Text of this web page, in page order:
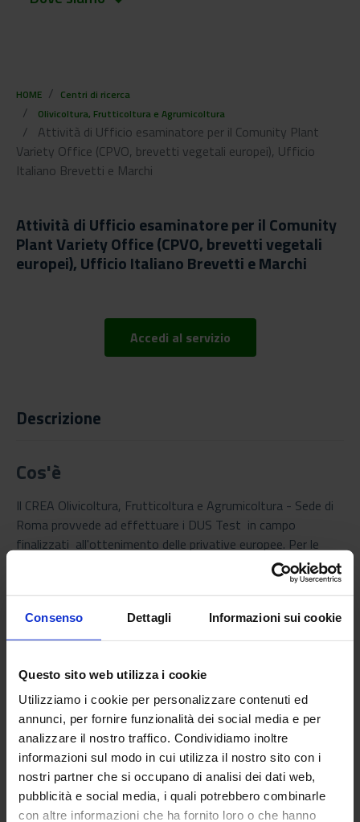
Consenso Dettagli Informazioni sui cookie
Questo sito web utilizza i cookie
Utilizziamo i cookie per personalizzare contenuti ed
annunci, per fornire funzionalità dei social media e per
analizzare il nostro traffico. Condividiamo inoltre
informazioni sul modo in cui utilizza il nostro sito con i
nostri partner che si occupano di analisi dei dati web,
pubblicità e social media, i quali potrebbero combinarle
con altre informazioni che ha fornito loro o che hanno
HOME
Centri di ricerca
Olivicoltura, Frutticoltura e Agrumicoltura
Attività di Ufficio esaminatore per il Comunity Plant
Variety Office (CPVO, brevetti vegetali europei), Ufficio
Italiano Brevetti e Marchi
Attività di Ufficio esaminatore per il Comunity
Plant Variety Office (CPVO, brevetti vegetali
europei), Ufficio Italiano Brevetti e Marchi
Accedi al servizio
Descrizione
Cos'è
Il CREA Olivicoltura, Frutticoltura e Agrumicoltura - Sede di
Roma provvede ad effettuare i DUS Test in campo
finalizzati all'ottenimento delle privative europee. Per le
spece Actinidia spp., Pesco, Susino giapponese, Pistacchio,
Modalità di erogazione
Plant Variety Office (CPVO), ente europeo che ha la
responsabilità delle privative vegetali europee. L'applicant
presenta domanda di privativa vegetale direttamente
presso il CPVO che poi invia al CREA OFA di Roma tutta la
documentazione necessaria all'espletamento dell'analisi
DUS. L'applicant successivamente invia il materiale vegetale
da essere analizzato. Vista la tipologia di specie in esame, la
prova di campo ha carattere pluriennale che va da un minimo